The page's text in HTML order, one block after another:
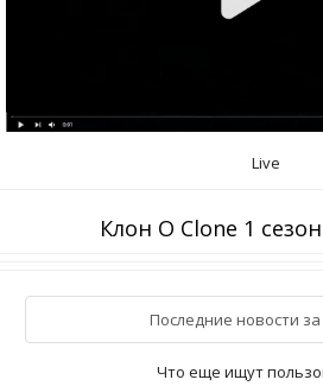
Live
Клон O Clone 1
Последние новости за
Что еще ищут